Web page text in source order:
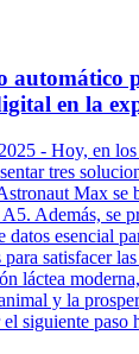
automático
en la
- Hoy, en
tres
Max se
Además, se
esencial
satisfacer
láctea
y la
siguiente paso